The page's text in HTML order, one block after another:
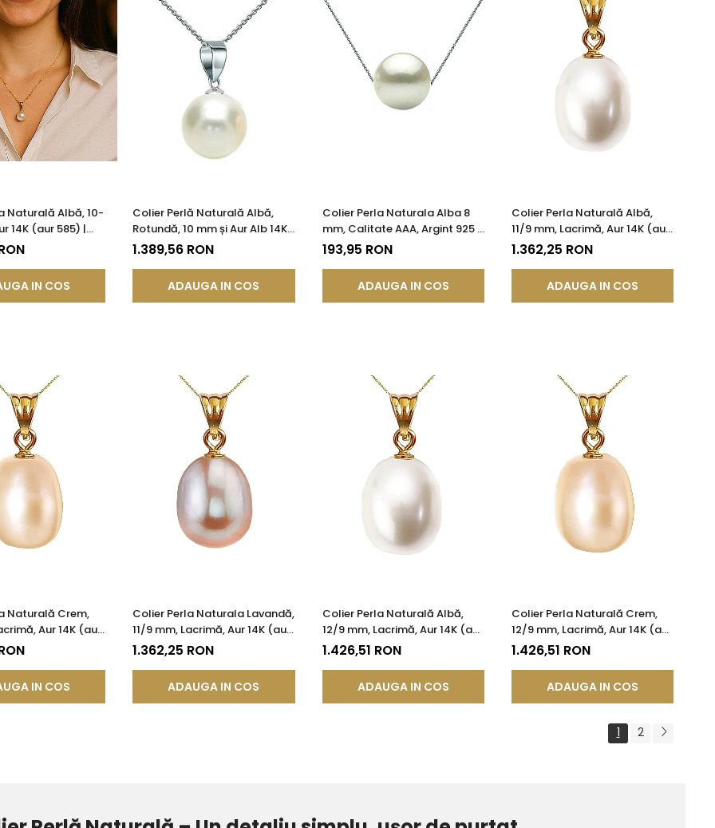
Naturală Albă, 10-
14K (aur 585) |
IN COS
Colier Perlă Naturală Albă,
Rotundă, 10 mm și Aur Alb 14K
(aur 585) | KASKADDA®
1.389,56 RON
ADAUGA IN COS
Colier Perla Naturala Alba 8
mm, Calitate AAA, Argint 925 |
KASKADDA®
193,95 RON
ADAUGA IN COS
Colier Perla Naturală Albă,
11/9 mm, Lacrimă, Aur 14K (aur
585) | KASKADDA®
1.362,25 RON
ADAUGA IN COS
Naturală Crem,
Aur 14K (aur
IN COS
Colier Perla Naturala Lavandă,
11/9 mm, Lacrimă, Aur 14K (aur
585) | KASKADDA®
1.362,25 RON
ADAUGA IN COS
Colier Perla Naturală Albă,
12/9 mm, Lacrimă, Aur 14K (aur
585) | KASKADDA®
1.426,51 RON
ADAUGA IN COS
Colier Perla Naturală Crem,
12/9 mm, Lacrimă, Aur 14K (aur
585) | KASKADDA®
1.426,51 RON
ADAUGA IN COS
1 2